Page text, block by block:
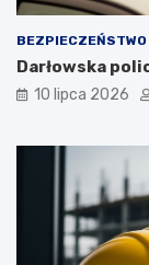
BEZPIECZEŃSTWO
Darłowska
10 lipca 2026